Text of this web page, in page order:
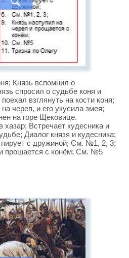
Князь вспомнил о
спросил о судьбе коня и
взглянуть на кости коня;
череп, и его укусила змея;
на горе Щековице.
хазар; Встречает кудесника и
Диалог князя и кудесника;
с дружиной; См. №1, 2, 3;
прощается с конём; См. №5